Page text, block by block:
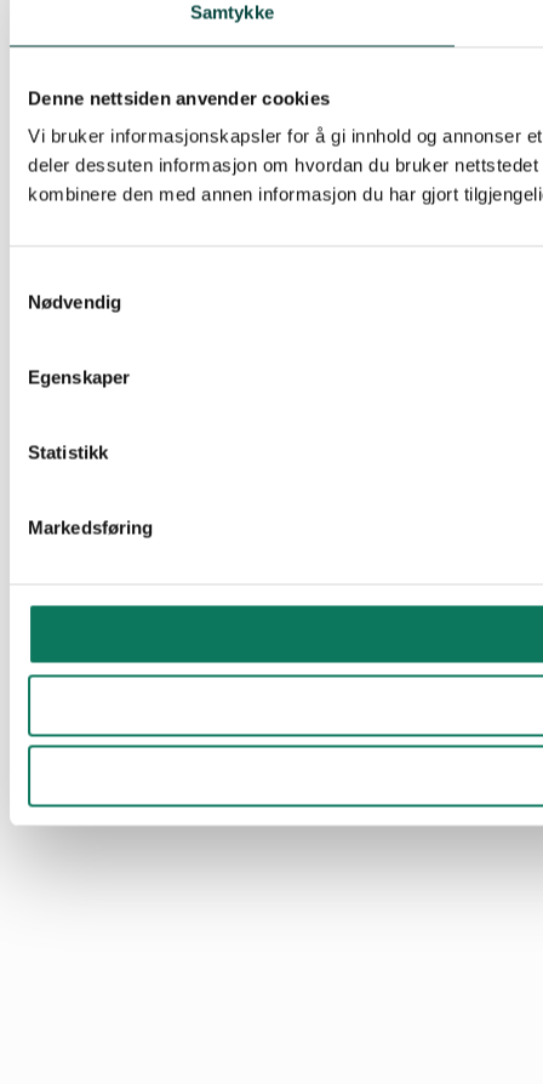
Samtykke
Denne nettsiden anvender cookies
Vi bruker informasjonskapsler for å gi innhold og annonser
deler dessuten informasjon om hvordan du bruker
kombinere den med annen informasjon du har gjort
Nødvendig
Egenskaper
Statistikk
Markedsføring